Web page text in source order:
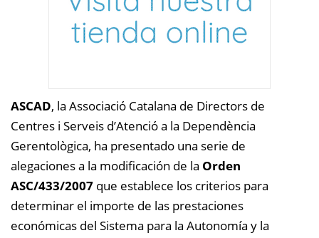
ASCAD, la Associació Catalana de Directors de
Centres i Serveis d’Atenció a la Dependència
Gerentològica, ha presentado una serie de
alegaciones a la modificación de la Orden
ASC/433/2007 que establece los criterios para
determinar el importe de las prestaciones
económicas del Sistema para la Autonomía y la